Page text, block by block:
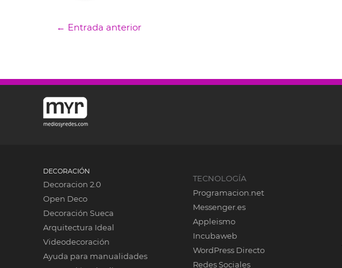
← Entrada anterior
DECORACIÓN
Decoracion 2.0
Open Deco
Decoración Sueca
Arquitectura Ideal
Videodecoración
Ayuda para manualidades
TECNOLOGÍA
Programacion.net
Messenger.es
Appleismo
Incubaweb
WordPress Directo
Redes Sociales